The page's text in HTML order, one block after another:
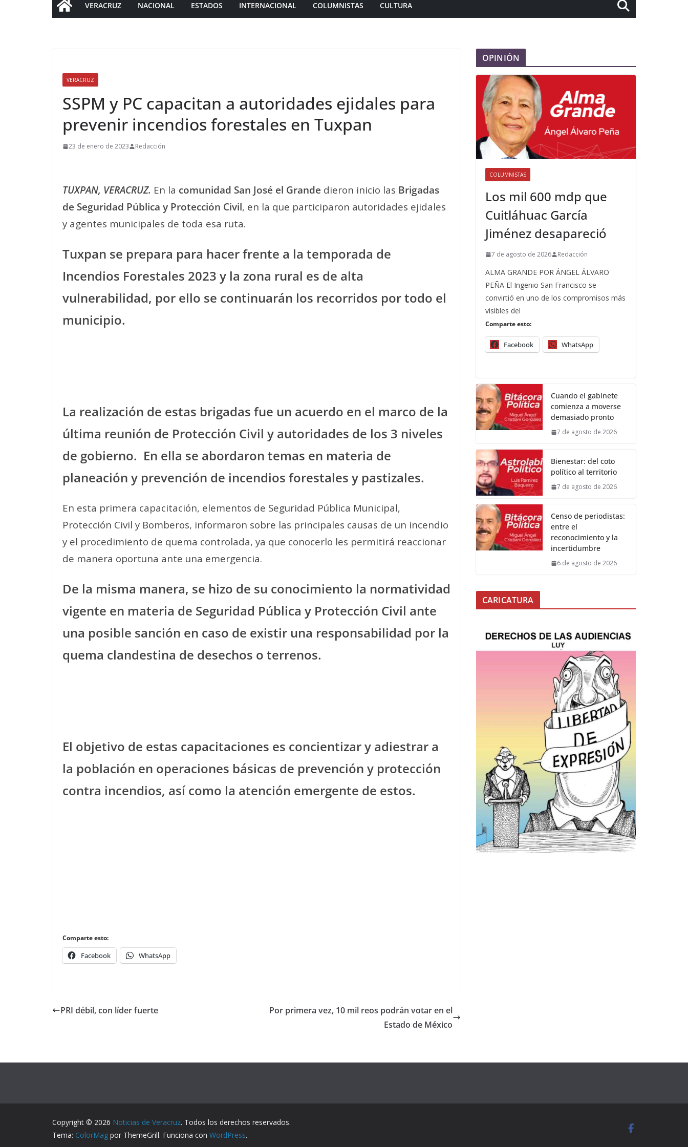
VERACRUZ NACIONAL ESTADOS INTERNACIONAL COLUMNISTAS CULTURA
VERACRUZ
SSPM y PC capacitan a autoridades ejidales para
prevenir incendios forestales en Tuxpan
23 de enero de 2023 Redacción
TUXPAN, VERACRUZ. En la comunidad San José el Grande dieron inicio las Brigadas
de Seguridad Pública y Protección Civil, en la que participaron autoridades ejidales
y agentes municipales de toda esa ruta.
Tuxpan se prepara para hacer frente a la temporada de
Incendios Forestales 2023 y la zona rural es de alta
vulnerabilidad, por ello se continuarán los recorridos por todo el
municipio.
La realización de estas brigadas fue un acuerdo en el marco de la
última reunión de Protección Civil y autoridades de los 3 niveles
de gobierno. En ella se abordaron temas en materia de
planeación y prevención de incendios forestales y pastizales.
En esta primera capacitación, elementos de Seguridad Pública Municipal,
Protección Civil y Bomberos, informaron sobre las principales causas de un incendio
y el procedimiento de quema controlada, ya que conocerlo les permitirá reaccionar
de manera oportuna ante una emergencia.
De la misma manera, se hizo de su conocimiento la normatividad
vigente en materia de Seguridad Pública y Protección Civil ante
una posible sanción en caso de existir una responsabilidad por la
quema clandestina de desechos o terrenos.
El objetivo de estas capacitaciones es concientizar y adiestrar a
la población en operaciones básicas de prevención y protección
contra incendios, así como la atención emergente de estos.
Comparte esto:
Facebook WhatsApp
PRI débil, con líder fuerte
Por primera vez, 10 mil reos podrán votar en el
Estado de México
OPINIÓN
COLUMNISTAS
Los mil 600 mdp que
Cuitláhuac García
Jiménez desapareció
7 de agosto de 2026 Redacción
ALMA GRANDE POR ÁNGEL ÁLVARO
PEÑA El Ingenio San Francisco se
convirtió en uno de los compromisos más
visibles del
Comparte esto:
Facebook WhatsApp
Cuando el gabinete
comienza a moverse
demasiado pronto
7 de agosto de 2026
Bienestar: del coto
político al territorio
7 de agosto de 2026
Censo de periodistas:
entre el
reconocimiento y la
incertidumbre
6 de agosto de 2026
CARICATURA
Copyright © 2026 Noticias de Veracruz. Todos los derechos reservados.
Tema: ColorMag por ThemeGrill. Funciona con WordPress.